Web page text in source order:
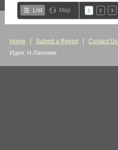
List Map 1 2 3
Home Submit a Report Contact Us
Идея: Н.Лахонин